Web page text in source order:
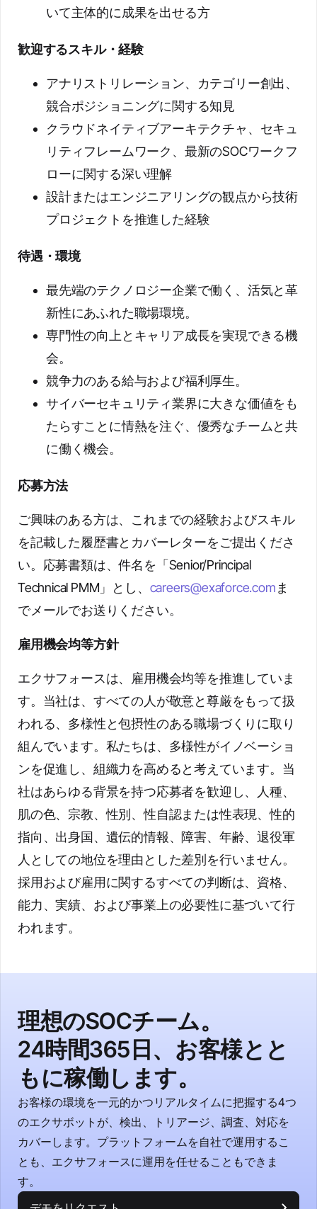
いて主体的に成果を出せる方
歓迎するスキル・経験
アナリストリレーション、カテゴリー創出、
競合ポジショニングに関する知見
クラウドネイティブアーキテクチャ、セキュ
リティフレームワーク、最新のSOCワークフ
ローに関する深い理解
設計またはエンジニアリングの観点から技術
プロジェクトを推進した経験
待遇・環境
最先端のテクノロジー企業で働く、活気と革
新性にあふれた職場環境。
専門性の向上とキャリア成長を実現できる機
会。
競争力のある給与および福利厚生。
サイバーセキュリティ業界に大きな価値をも
たらすことに情熱を注ぐ、優秀なチームと共
に働く機会。
応募方法
ご興味のある方は、これまでの経験およびスキル
を記載した履歴書とカバーレターをご提出くださ
い。応募書類は、件名を「Senior/Principal
Technical PMM」とし、 careers@exaforce.com ま
でメールでお送りください。
雇用機会均等方針
エクサフォースは、雇用機会均等を推進していま
す。当社は、すべての人が敬意と尊厳をもって扱
われる、多様性と包摂性のある職場づくりに取り
組んでいます。私たちは、多様性がイノベーショ
ンを促進し、組織力を高めると考えています。当
社はあらゆる背景を持つ応募者を歓迎し、人種、
肌の色、宗教、性別、性自認または性表現、性的
指向、出身国、遺伝的情報、障害、年齢、退役軍
人としての地位を理由とした差別を行いません。
採用および雇用に関するすべての判断は、資格、
能力、実績、および事業上の必要性に基づいて行
われます。
理想のSOCチーム。
24時間365日、お客様とと
もに稼働します。
お客様の環境を一元的かつリアルタイムに把握する4つ
のエクサボットが、検出、トリアージ、調査、対応を
カバーします。プラットフォームを自社で運用するこ
とも、エクサフォースに運用を任せることもできま
す。